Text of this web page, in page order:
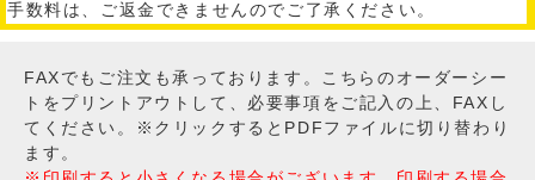
手数料は、ご返金できませんのでご了承ください。
FAXでもご注文も承っております。こちらのオーダーシー
トをプリントアウトして、必要事項をご記入の上、FAXし
てください。※クリックするとPDFファイルに切り替わり
ます。